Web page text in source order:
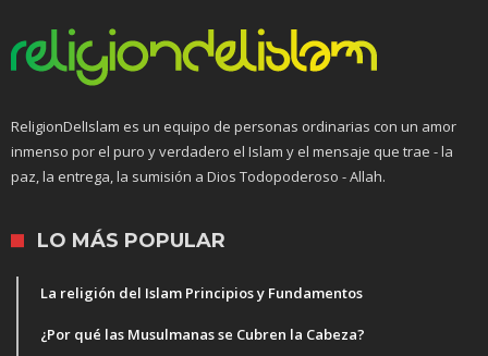
ReligionDelIslam es un equipo de personas ordinarias con un amor
inmenso por el puro y verdadero el Islam y el mensaje que trae - la
paz, la entrega, la sumisión a Dios Todopoderoso - Allah.
LO MÁS POPULAR
La religión del Islam Principios y Fundamentos
¿Por qué las Musulmanas se Cubren la Cabeza?